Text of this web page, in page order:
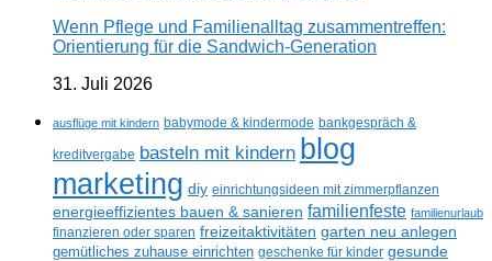
Wenn Pflege und Familienalltag zusammentreffen:
Orientierung für die Sandwich-Generation
31. Juli 2026
ausflüge mit kindern babymode & kindermode bankgespräch &
kreditvergabe basteln mit kindern blog
marketing diy einrichtungsideen mit zimmerpflanzen
energieeffizientes bauen & sanieren familienfeste familienurlaub
finanzieren oder sparen freizeitaktivitäten garten neu anlegen
gemütliches zuhause einrichten geschenke für kinder gesunde